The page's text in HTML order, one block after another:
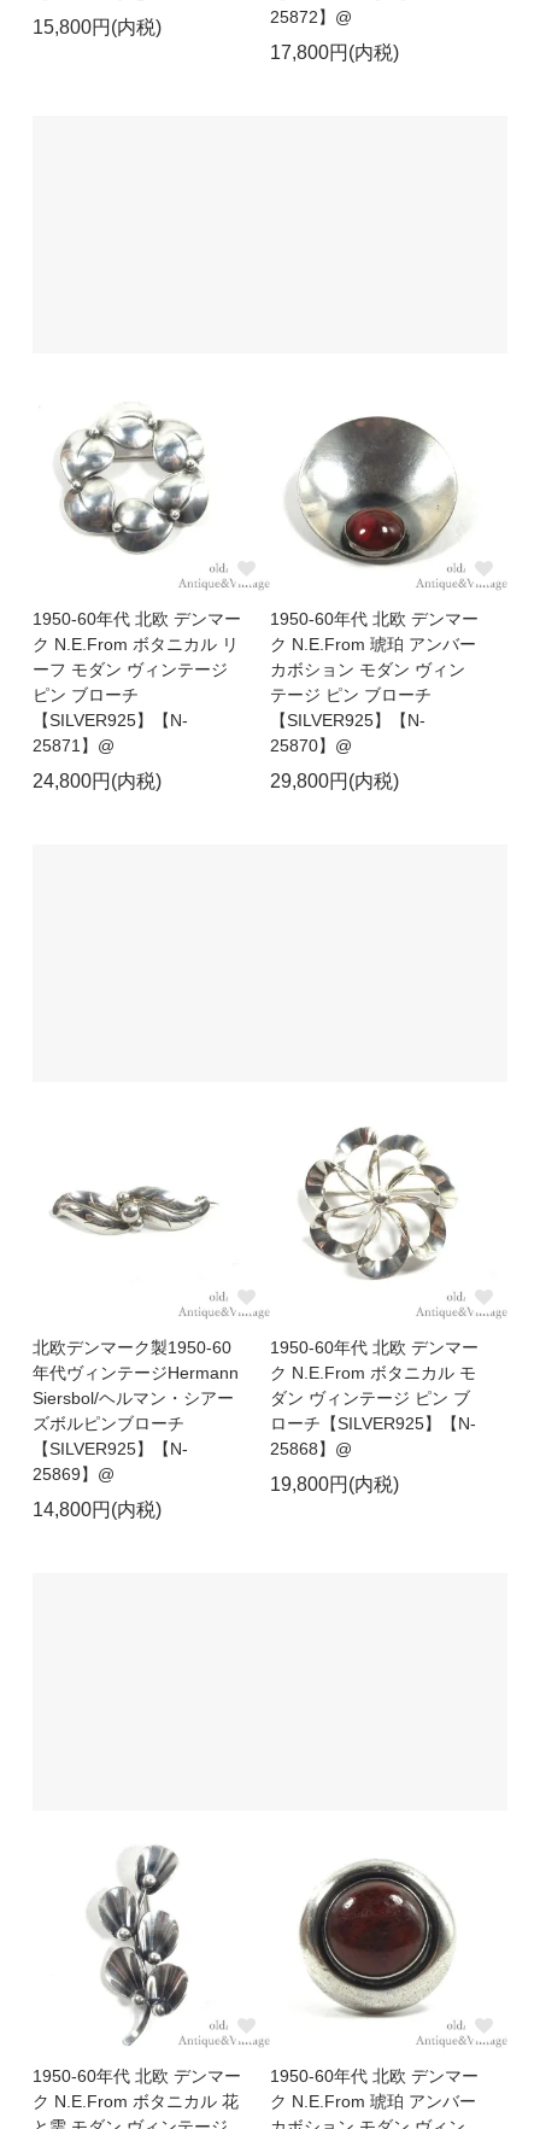
15,800円(内税)
25872】@
17,800円(内税)
1950-60年代 北欧 デンマー
ク N.E.From ボタニカル リ
ーフ モダン ヴィンテージ
ピン ブローチ
【SILVER925】【N-
25871】@
24,800円(内税)
1950-60年代 北欧 デンマー
ク N.E.From 琥珀 アンバー
カボション モダン ヴィン
テージ ピン ブローチ
【SILVER925】【N-
25870】@
29,800円(内税)
北欧デンマーク製1950-60
年代ヴィンテージHermann
Siersbol/ヘルマン・シアー
ズボルピンブローチ
【SILVER925】【N-
25869】@
14,800円(内税)
1950-60年代 北欧 デンマー
ク N.E.From ボタニカル モ
ダン ヴィンテージ ピン ブ
ローチ【SILVER925】【N-
25868】@
19,800円(内税)
1950-60年代 北欧 デンマー
ク N.E.From ボタニカル 花
1950-60年代 北欧 デンマー
ク N.E.From 琥珀 アンバー